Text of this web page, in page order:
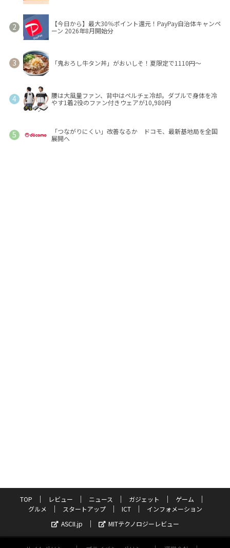
【今日から】最大30％ポイント還元！PayPay自治体キャンペ
ーン 2026年8月開始分
「鬼おろし牛タン丼」がおいしそ！夏限定で1110円～
腰は大風量ファン、背中はペルチェ冷却。ダブルで身体を冷
やす1着2役のファン付きウェアが10,980円
「つながりにくい」改善なるか ドコモ、最新基地局を全国
展開へ
TOP レビュー ニュース ガジェット
ゲーム
グルメ
スタートアップ ICT
インフォメーション
ASCII.jp
MITテクノロジーレビュー